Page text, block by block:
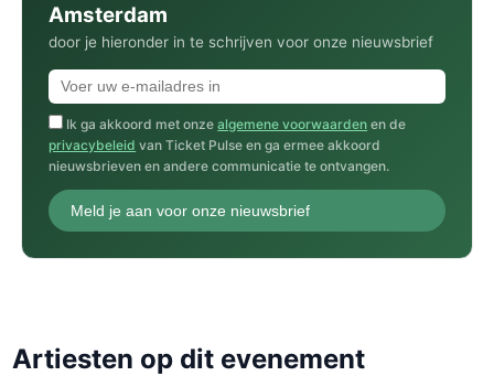
Amsterdam
door je hieronder in te schrijven voor onze nieuwsbrief
Ik ga akkoord met onzealgemene voorwaarden en de
privacybeleid van Ticket Pulse en ga ermee akkoord
nieuwsbrieven en andere communicatie te ontvangen.
Meld je aan voor onze nieuwsbrief
Artiesten op dit evenement